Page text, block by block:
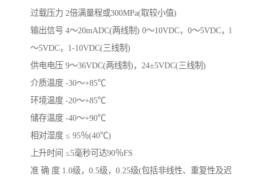
过载压力 2倍满量程或300MPa(取较小值)
输出信号 4～20mADC(两线制) 0～10VDC，0～5VDC，l
～5VDC，1-10VDC(三线制)
供电电压 9～36VDC(两线制)，24±5VDC(三线制)
介质温度 -30～+85℃
环境温度 -20～+85℃
储存温度 -40～+90℃
相对湿度 ≤ 95％(40℃)
上升时间 ≤5毫秒可达90％FS
准 确 度 1.0级，0.5级，0.25级(包括非线性、重复性及迟